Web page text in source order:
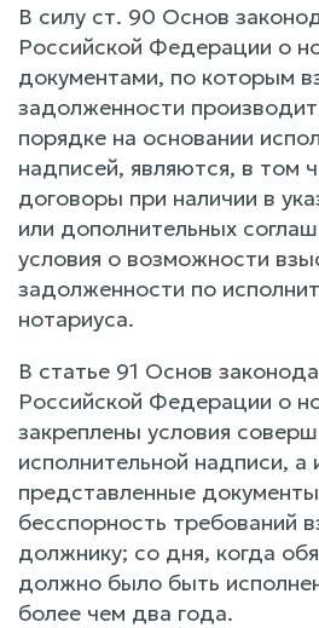
В силу ст. 90 Основ
Российской Федерации о
документами, по которым
задолженности
порядке на основании
надписей, являются, в том
договоры при наличии в
или дополнительных
условия о возможности
задолженности по
нотариуса.
В статье 91 Основ
Российской Федерации о
закреплены условия
исполнительной надписи, а
представленные
бесспорность требований
должнику; со дня, когда
должно было быть
более чем два года.